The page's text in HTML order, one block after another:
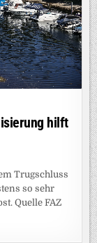
hilft
Trugschluss
so sehr
Quelle FAZ